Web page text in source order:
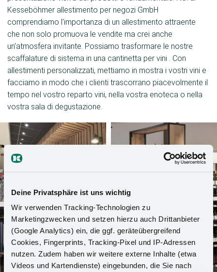
Deine Privatsphäre ist uns wichtig
Wir verwenden Tracking-Technologien zu
Marketingzwecken und setzen hierzu auch Drittanbieter
(Google Analytics) ein, die ggf. geräteübergreifend
Cookies, Fingerprints, Tracking-Pixel und IP-Adressen
nutzen. Zudem haben wir weitere externe Inhalte (etwa
Videos und Kartendienste) eingebunden, die Sie nach
Kesseböhmer allestimento per negozi GmbH
comprendiamo l'importanza di un allestimento attraente
che non solo promuova le vendite ma crei anche
un'atmosfera invitante. Possiamo trasformare le nostre
scaffalature di sistema in una cantinetta per vini . Con
allestimenti personalizzati, mettiamo in mostra i vostri vini e
facciamo in modo che i clienti trascorrano piacevolmente il
tempo nel vostro reparto vini, nella vostra enoteca o nella
vostra sala di degustazione.